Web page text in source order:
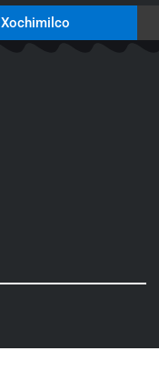
Xochimilco